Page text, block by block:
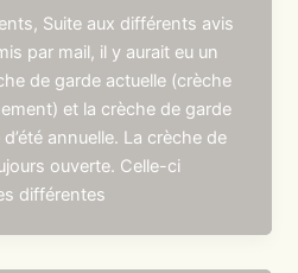
Suite aux différents avis
par mail, il y aurait eu un
de garde actuelle (crèche
et la crèche de garde
annuelle. La crèche de
ouverte. Celle-ci
différentes